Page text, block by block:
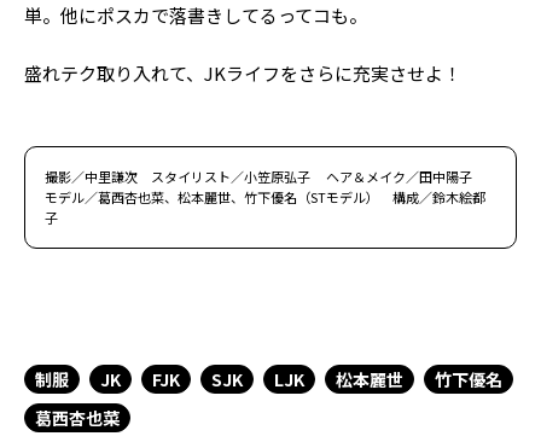
単。他にポスカで落書きしてるってコも。
盛れテク取り入れて、JKライフをさらに充実させよ！
撮影／中里謙次 スタイリスト／小笠原弘子 ヘア＆メイク／田中陽子
モデル／葛西杏也菜、松本麗世、竹下優名（STモデル） 構成／鈴木絵都
子
制服 JK FJK SJK LJK 松本麗世
竹下優名
葛西杏也菜